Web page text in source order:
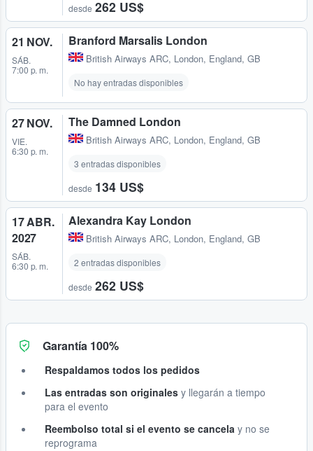
desde 262 US$
21 NOV.
SÁB.
7:00 p. m.
Branford Marsalis London
British Airways ARC, London, England, GB
No hay entradas disponibles
27 NOV.
VIE.
6:30 p. m.
The Damned London
British Airways ARC, London, England, GB
3 entradas disponibles
desde 134 US$
17 ABR.
2027
SÁB.
6:30 p. m.
Alexandra Kay London
British Airways ARC, London, England, GB
2 entradas disponibles
desde 262 US$
Garantía 100%
Respaldamos todos los pedidos
Las entradas son originales y llegarán a tiempo
para el evento
Reembolso total si el evento se cancela y no se
reprograma